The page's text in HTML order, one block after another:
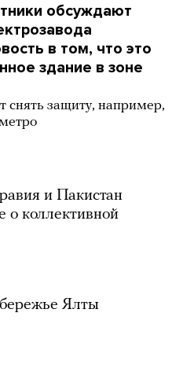
обсуждают
в том, что это
здание в зоне
снять защиту, например,
и Пакистан
о коллективной
Ялты